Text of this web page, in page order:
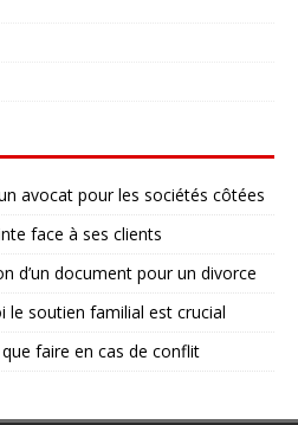
avocat pour les sociétés côtées
face à ses clients
d’un document pour un divorce
le soutien familial est crucial
faire en cas de conflit